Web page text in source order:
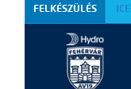
FELKÉSZÜLÉS ICE